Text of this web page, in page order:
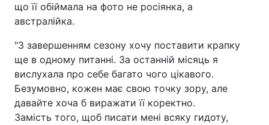
що її обіймала на фото не росіянка, а
австралійка.
"З завершенням сезону хочу поставити крапку
ще в одному питанні. За останній місяць я
вислухала про себе багато чого цікавого.
Безумовно, кожен має свою точку зору, але
давайте хоча б виражати її коректно.
Замість того, щоб писати мені всяку гидоту,